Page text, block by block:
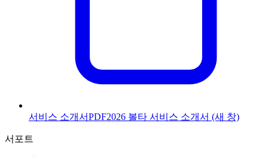
서비스 소개서PDF2026 볼타 서비스 소개서 (새 창)
서포트